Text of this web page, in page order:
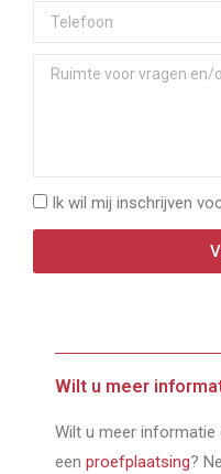
Ik wil mij inschrijven
Wilt u meer
Wilt u meer informatie
een proefplaatsing?